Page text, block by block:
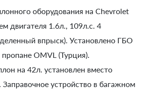
оборудования на Chevrolet
двигателя 1.6л., 109л.с. 4
впрыск). Установлено ГБО
OMVL (Турция).
на 42л. установлен вместо
Заправочное устройство в багажном